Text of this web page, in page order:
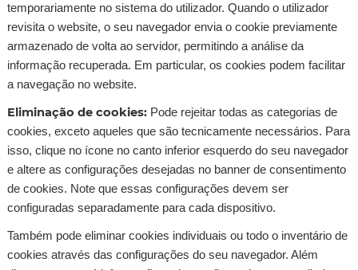
temporariamente no sistema do utilizador. Quando o utilizador
revisita o website, o seu navegador envia o cookie previamente
armazenado de volta ao servidor, permitindo a análise da
informação recuperada. Em particular, os cookies podem facilitar
a navegação no website.
Eliminação de cookies: Pode rejeitar todas as categorias de
cookies, exceto aqueles que são tecnicamente necessários. Para
isso, clique no ícone no canto inferior esquerdo do seu navegador
e altere as configurações desejadas no banner de consentimento
de cookies. Note que essas configurações devem ser
configuradas separadamente para cada dispositivo.
Também pode eliminar cookies individuais ou todo o inventário de
cookies através das configurações do seu navegador. Além